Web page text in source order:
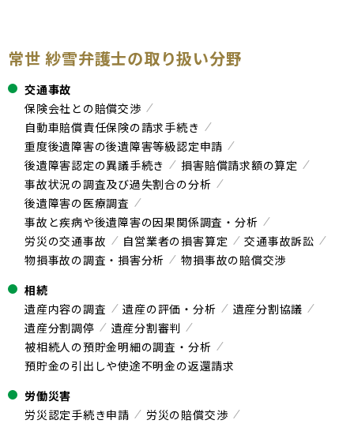
常世 紗雪弁護士の取り扱い分野
交通事故
保険会社との賠償交渉
自動車賠償責任保険の請求手続き
重度後遺障害の後遺障害等級認定申請
後遺障害認定の異議手続き
損害賠償請求額の算定
事故状況の調査及び過失割合の分析
後遺障害の医療調査
事故と疾病や後遺障害の因果関係調査・分析
労災の交通事故
自営業者の損害算定
交通事故訴訟
物損事故の調査・損害分析
物損事故の賠償交渉
相続
遺産内容の調査
遺産の評価・分析
遺産分割協議
遺産分割調停
遺産分割審判
被相続人の預貯金明細の調査・分析
預貯金の引出しや使途不明金の返還請求
労働災害
労災認定手続き申請
労災の賠償交渉